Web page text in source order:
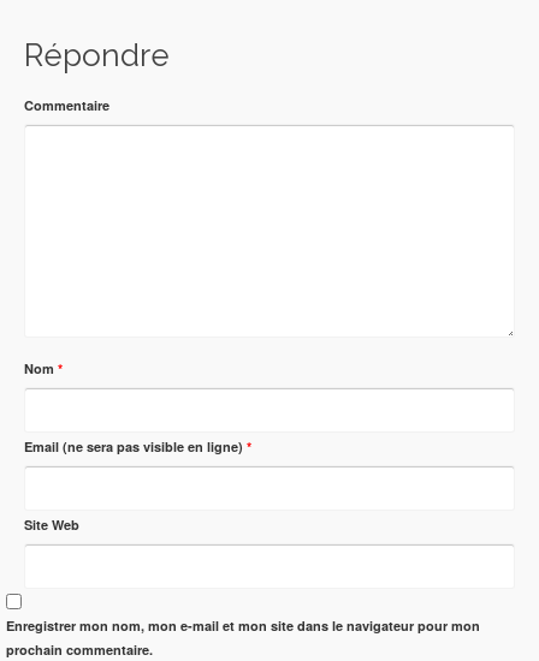
Répondre
Commentaire
Nom *
Email (ne sera pas visible en ligne) *
Site Web
Enregistrer mon nom, mon e-mail et mon site dans le navigateur pour mon
prochain commentaire.